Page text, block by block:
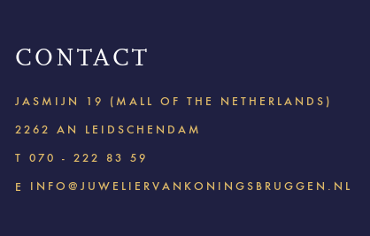
CONTACT
JASMIJN 19 (MALL OF THE NETHERLANDS)
2262 AN LEIDSCHENDAM
T 070 - 222 83 59
E INFO@JUWELIERVANKONINGSBRUGGEN.NL